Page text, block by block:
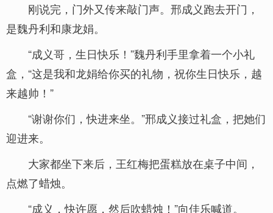
刚说完，门外又传来敲门声。邢成义跑去开门，
是魏丹利和康龙娟。
“成义哥，生日快乐！”魏丹利手里拿着一个小礼
盒，“这是我和龙娟给你买的礼物，祝你生日快乐，越
来越帅！”
“谢谢你们，快进来坐。”邢成义接过礼盒，把她们
迎进来。
大家都坐下来后，王红梅把蛋糕放在桌子中间，
点燃了蜡烛。
“成义，快许愿，然后吹蜡烛！”向佳乐喊道。